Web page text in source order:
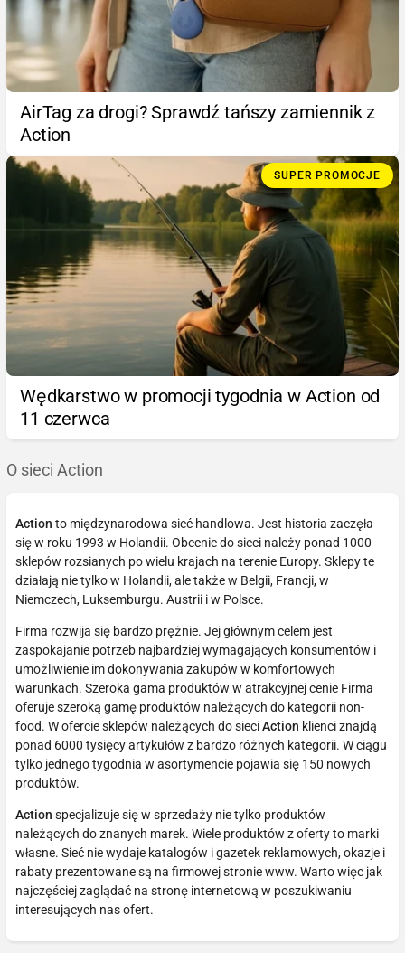
AirTag za drogi? Sprawdź tańszy zamiennik z
Action
SUPER PROMOCJE
Wędkarstwo w promocji tygodnia w Action od
11 czerwca
O sieci Action
Action to międzynarodowa sieć handlowa. Jest historia zaczęła
się w roku 1993 w Holandii. Obecnie do sieci należy ponad 1000
sklepów rozsianych po wielu krajach na terenie Europy. Sklepy te
działają nie tylko w Holandii, ale także w Belgii, Francji, w
Niemczech, Luksemburgu. Austrii i w Polsce.
Firma rozwija się bardzo prężnie. Jej głównym celem jest
zaspokajanie potrzeb najbardziej wymagających konsumentów i
umożliwienie im dokonywania zakupów w komfortowych
warunkach. Szeroka gama produktów w atrakcyjnej cenie Firma
oferuje szeroką gamę produktów należących do kategorii non-
food. W ofercie sklepów należących do sieciAction klienci znajdą
ponad 6000 tysięcy artykułów z bardzo różnych kategorii. W ciągu
tylko jednego tygodnia w asortymencie pojawia się 150 nowych
produktów.
Action specjalizuje się w sprzedaży nie tylko produktów
należących do znanych marek. Wiele produktów z oferty to marki
własne. Sieć nie wydaje katalogów i gazetek reklamowych, okazje i
rabaty prezentowane są na firmowej stronie www. Warto więc jak
najczęściej zaglądać na stronę internetową w poszukiwaniu
interesujących nas ofert.